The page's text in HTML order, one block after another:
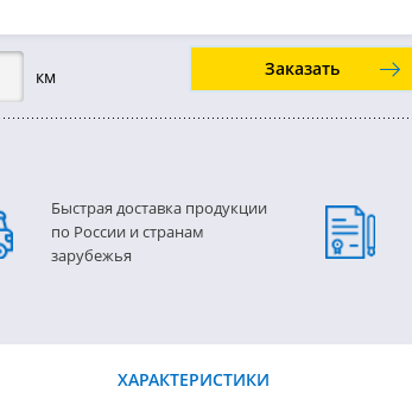
км Заказать
Быстрая доставка продукции
по России и странам
зарубежья
ХАРАКТЕРИСТИКИ